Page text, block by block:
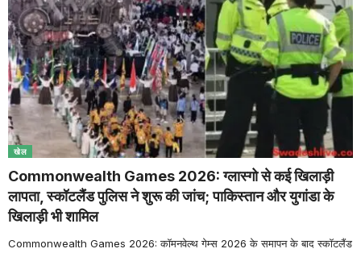
खेल
Commonwealth Games 2026: ग्लास्गो से कई खिलाड़ी
लापता, स्कॉटलैंड पुलिस ने शुरू की जांच; पाकिस्तान और युगांडा के
खिलाड़ी भी शामिल
Commonwealth Games 2026: कॉमनवेल्थ गेम्स 2026 के समापन के बाद स्कॉटलैंड